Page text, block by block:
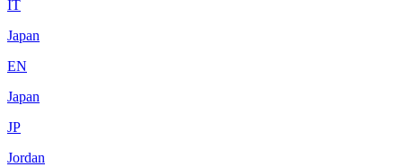
IT
Japan
EN
Japan
JP
Jordan